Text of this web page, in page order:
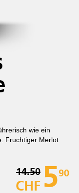
wie ein
Fruchtiger Merlot
14.50
CHF 590